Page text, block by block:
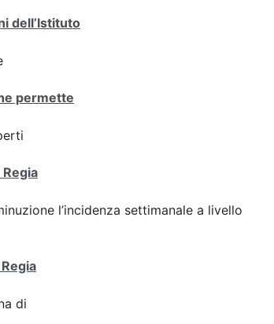
dell’Istituto
permette
l’incidenza settimanale a livello
di